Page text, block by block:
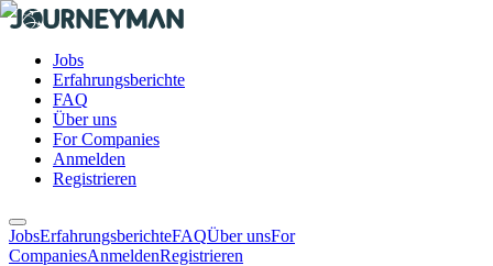
Jobs
Erfahrungsberichte
FAQ
Über uns
For Companies
Anmelden
Registrieren
JobsErfahrungsberichteFAQÜber unsFor
CompaniesAnmeldenRegistrieren